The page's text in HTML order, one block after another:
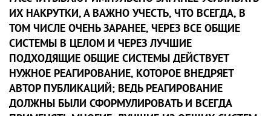
ИХ НАКРУТКИ, А ВАЖНО УЧЕСТЬ, ЧТО ВСЕГДА, В
ТОМ ЧИСЛЕ ОЧЕНЬ ЗАРАНЕЕ, ЧЕРЕЗ ВСЕ ОБЩИЕ
СИСТЕМЫ В ЦЕЛОМ И ЧЕРЕЗ ЛУЧШИЕ
ПОДХОДЯЩИЕ ОБЩИЕ СИСТЕМЫ ДЕЙСТВУЕТ
НУЖНОЕ РЕАГИРОВАНИЕ, КОТОРОЕ ВНЕДРЯЕТ
АВТОР ПУБЛИКАЦИЙ; ВЕДЬ РЕАГИРОВАНИЕ
ДОЛЖНЫ БЫЛИ СФОРМУЛИРОВАТЬ И ВСЕГДА